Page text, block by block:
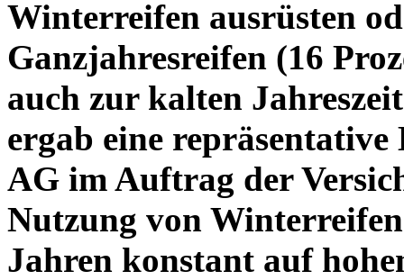
Winterreifen ausrüsten
Ganzjahresreifen (16
auch zur kalten
ergab eine
AG im Auftrag der
Nutzung von
Jahren konstant auf